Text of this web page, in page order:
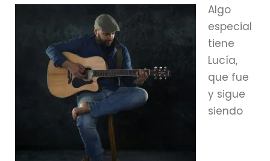
Algo
especial
tiene
Lucía,
que fue
y sigue
siendo